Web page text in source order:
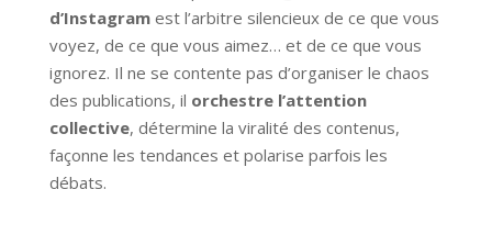
d’Instagramest l’arbitre silencieux de ce que vous
voyez, de ce que vous aimez… et de ce que vous
ignorez. Il ne se contente pas d’organiser le chaos
des publications, il orchestre l’attention
collective, détermine la viralité des contenus,
façonne les tendances et polarise parfois les
débats.